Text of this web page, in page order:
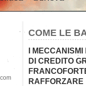
COME LE
I
DI CREDITO
RAFFORZARE